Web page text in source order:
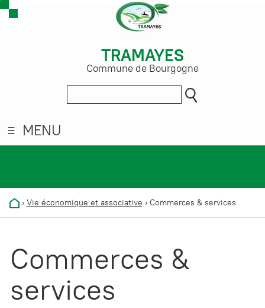
TRAMAYES
Commune de Bourgogne
MENU
› Vie économique et associative › Commerces & services
Commerces &
services